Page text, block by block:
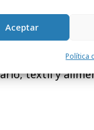
Aceptar
Política
y otro en
ha
trabajando
cuentas y
textil y